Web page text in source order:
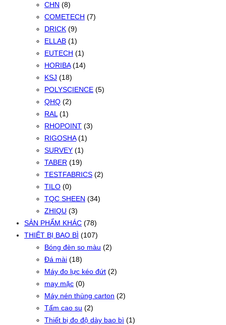
CHN (8)
COMETECH (7)
DRICK (9)
ELLAB (1)
EUTECH (1)
HORIBA (14)
KSJ (18)
POLYSCIENCE (5)
QHQ (2)
RAL (1)
RHOPOINT (3)
RIGOSHA (1)
SURVEY (1)
TABER (19)
TESTFABRICS (2)
TILO (0)
TQC SHEEN (34)
ZHIQU (3)
SẢN PHẨM KHÁC (78)
THIẾT BỊ BAO BÌ (107)
Bóng đèn so màu (2)
Đá mài (18)
Máy đo lực kéo đứt (2)
may mặc (0)
Máy nén thùng carton (2)
Tấm cao su (2)
Thiết bị đo độ dày bao bì (1)